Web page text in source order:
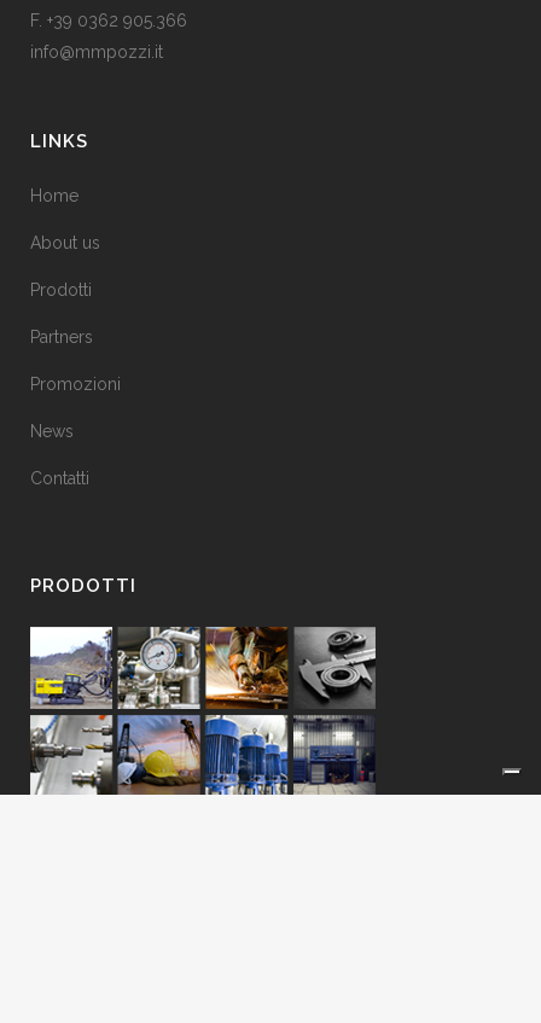
F. +39 0362 905.366
info@mmpozzi.it
LINKS
Home
About us
Prodotti
Partners
Promozioni
News
Contatti
PRODOTTI